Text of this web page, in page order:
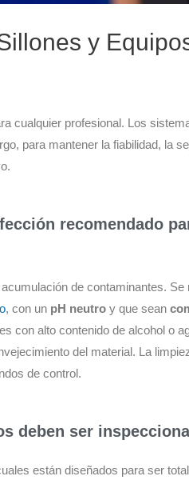
y
cualquier profesional. Los
para mantener la fiabilidad, la
recomendado
de contaminantes.
, con un pH neutro y que sean
con alto contenido de alcohol o
del material. La
de control.
deben ser
están diseñados para ser